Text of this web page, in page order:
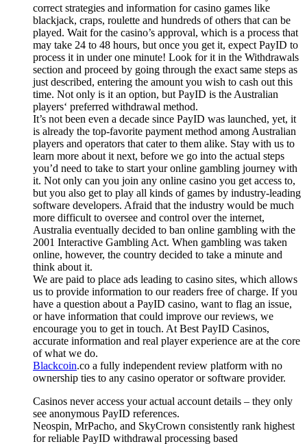
correct strategies and information for casino games like
blackjack, craps, roulette and hundreds of others that can be
played. Wait for the casino’s approval, which is a process that
may take 24 to 48 hours, but once you get it, expect PayID to
process it in under one minute! Look for it in the Withdrawals
section and proceed by going through the exact same steps as
just described, entering the amount you wish to cash out this
time. Not only is it an option, but PayID is the Australian
players‘ preferred withdrawal method.
It’s not been even a decade since PayID was launched, yet, it
is already the top-favorite payment method among Australian
players and operators that cater to them alike. Stay with us to
learn more about it next, before we go into the actual steps
you’d need to take to start your online gambling journey with
it. Not only can you join any online casino you get access to,
but you also get to play all kinds of games by industry-leading
software developers. Afraid that the industry would be much
more difficult to oversee and control over the internet,
Australia eventually decided to ban online gambling with the
2001 Interactive Gambling Act. When gambling was taken
online, however, the country decided to take a minute and
think about it.
We are paid to place ads leading to casino sites, which allows
us to provide information to our readers free of charge. If you
have a question about a PayID casino, want to flag an issue,
or have information that could improve our reviews, we
encourage you to get in touch. At Best PayID Casinos,
accurate information and real player experience are at the core
of what we do.
Blackcoin.co a fully independent review platform with no
ownership ties to any casino operator or software provider.
Casinos never access your actual account details – they only
see anonymous PayID references.
Neospin, MrPacho, and SkyCrown consistently rank highest
for reliable PayID withdrawal processing based